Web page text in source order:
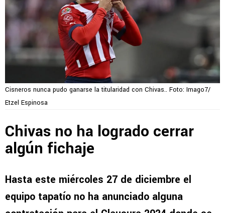
Cisneros nunca pudo ganarse la titularidad con Chivas.. Foto: Imago7/
Etzel Espinosa
Chivas no ha logrado cerrar
algún fichaje
Hasta este miércoles 27 de diciembre el
equipo tapatío no ha anunciado alguna